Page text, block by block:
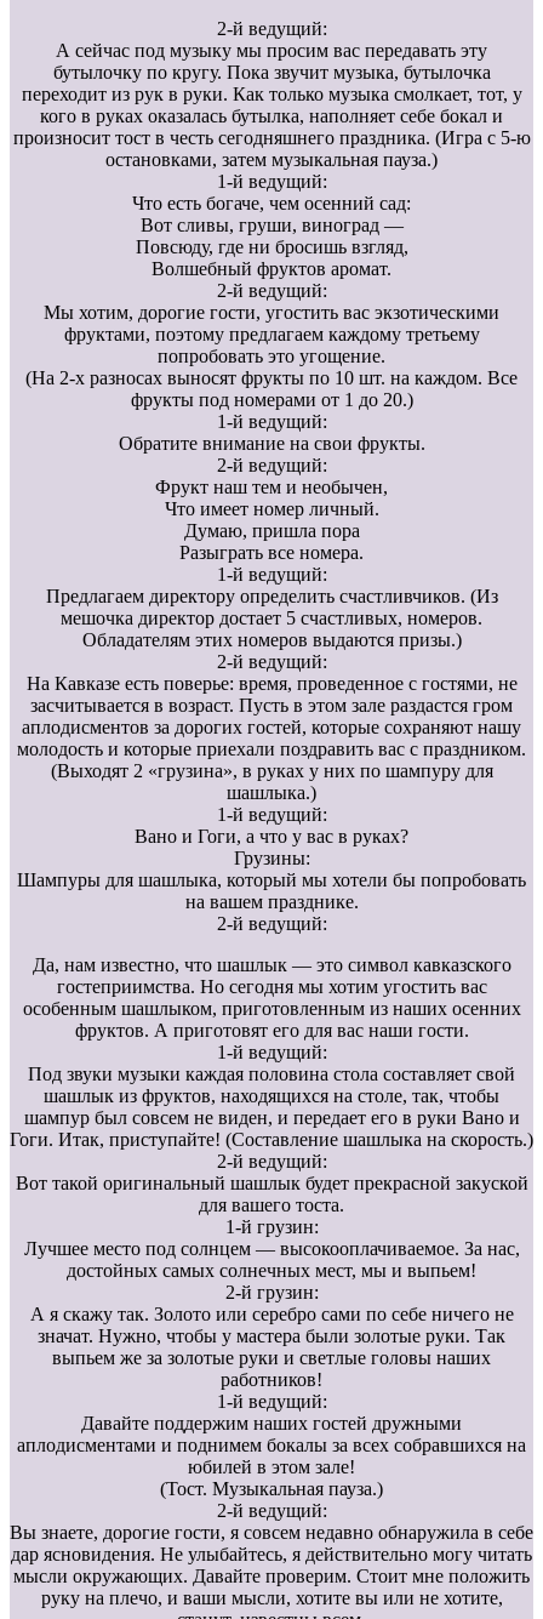
2-й ведущий:
А сейчас под музыку мы просим вас передавать эту
бутылочку по кругу. Пока звучит музыка, бутылочка
переходит из рук в руки. Как только музыка смолкает, тот, у
кого в руках оказалась бутылка, наполняет себе бокал и
произносит тост в честь сегодняшнего праздника. (Игра с 5-ю
остановками, затем музыкальная пауза.)
1-й ведущий:
Что есть богаче, чем осенний сад:
Вот сливы, груши, виноград —
Повсюду, где ни бросишь взгляд,
Волшебный фруктов аромат.
2-й ведущий:
Мы хотим, дорогие гости, угостить вас экзотическими
фруктами, поэтому предлагаем каждому третьему
попробовать это угощение.
(На 2-х разносах выносят фрукты по 10 шт. на каждом. Все
фрукты под номерами от 1 до 20.)
1-й ведущий:
Обратите внимание на свои фрукты.
2-й ведущий:
Фрукт наш тем и необычен,
Что имеет номер личный.
Думаю, пришла пора
Разыграть все номера.
1-й ведущий:
Предлагаем директору определить счастливчиков. (Из
мешочка директор достает 5 счастливых, номеров.
Обладателям этих номеров выдаются призы.)
2-й ведущий:
На Кавказе есть поверье: время, проведенное с гостями, не
засчитывается в возраст. Пусть в этом зале раздастся гром
аплодисментов за дорогих гостей, которые сохраняют нашу
молодость и которые приехали поздравить вас с праздником.
(Выходят 2 «грузина», в руках у них по шампуру для
шашлыка.)
1-й ведущий:
Вано и Гоги, а что у вас в руках?
Грузины:
Шампуры для шашлыка, который мы хотели бы попробовать
на вашем празднике.
2-й ведущий:
Да, нам известно, что шашлык — это символ кавказского
гостеприимства. Но сегодня мы хотим угостить вас
особенным шашлыком, приготовленным из наших осенних
фруктов. А приготовят его для вас наши гости.
1-й ведущий:
Под звуки музыки каждая половина стола составляет свой
шашлык из фруктов, находящихся на столе, так, чтобы
шампур был совсем не виден, и передает его в руки Вано и
Гоги. Итак, приступайте! (Составление шашлыка на скорость.)
2-й ведущий:
Вот такой оригинальный шашлык будет прекрасной закуской
для вашего тоста.
1-й грузин:
Лучшее место под солнцем — высокооплачиваемое. За нас,
достойных самых солнечных мест, мы и выпьем!
2-й грузин:
А я скажу так. Золото или серебро сами по себе ничего не
значат. Нужно, чтобы у мастера были золотые руки. Так
выпьем же за золотые руки и светлые головы наших
работников!
1-й ведущий:
Давайте поддержим наших гостей дружными
аплодисментами и поднимем бокалы за всех собравшихся на
юбилей в этом зале!
(Тост. Музыкальная пауза.)
2-й ведущий:
Вы знаете, дорогие гости, я совсем недавно обнаружила в себе
дар ясновидения. Не улыбайтесь, я действительно могу читать
мысли окружающих. Давайте проверим. Стоит мне положить
руку на плечо, и ваши мысли, хотите вы или не хотите,